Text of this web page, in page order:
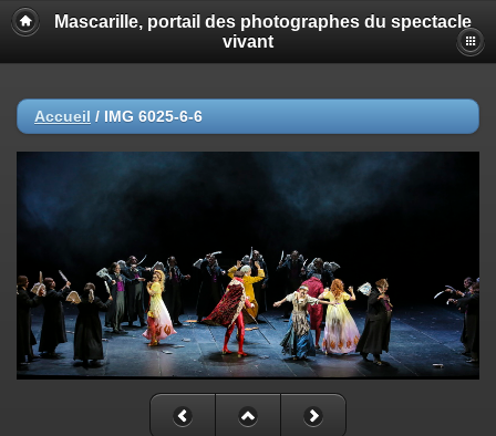
Mascarille, portail des photographes du spectacle
vivant
Accueil / IMG 6025-6-6